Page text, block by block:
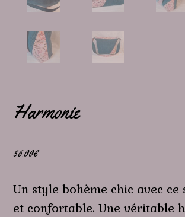
Harmonie
56.00€
Un style bohème chic avec ce
et confortable. Une véritable